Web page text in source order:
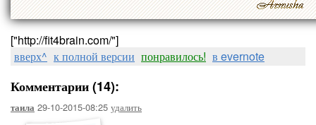
["http://fit4brain.com/"]
вверх^ к полной версии понравилось! в evernote
Комментарии (14):
таила 29-10-2015-08:25 удалить